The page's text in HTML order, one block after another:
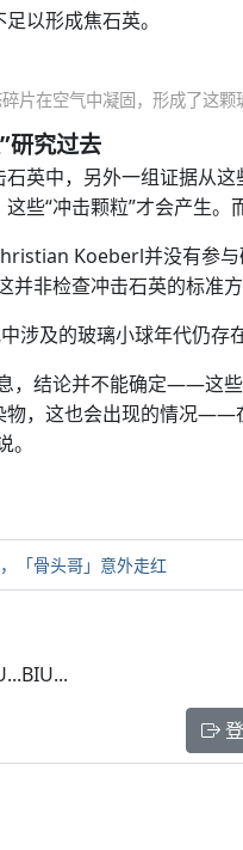
以形成焦石英。
片在空气中凝固，形成了这颗
研究过去
英中，另外一组证据从
些“冲击颗粒”才会产生。
Koeberl并没有参
并非检查冲击石英的标准
涉及的玻璃小球年代仍存
，结论并不能确定——这
物，这也会出现的情况——
「骨头哥」意外走红